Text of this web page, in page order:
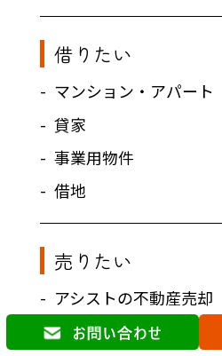
借りたい
マンション・アパート
貸家
事業用物件
借地
売りたい
アシストの不動産売却
売却ガイド